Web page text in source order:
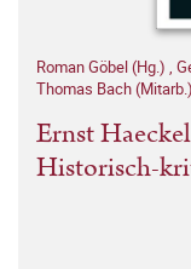
Roman Göbel (Hg.) ,
Thomas Bach (Mitarb.)
Ernst
Historisch-